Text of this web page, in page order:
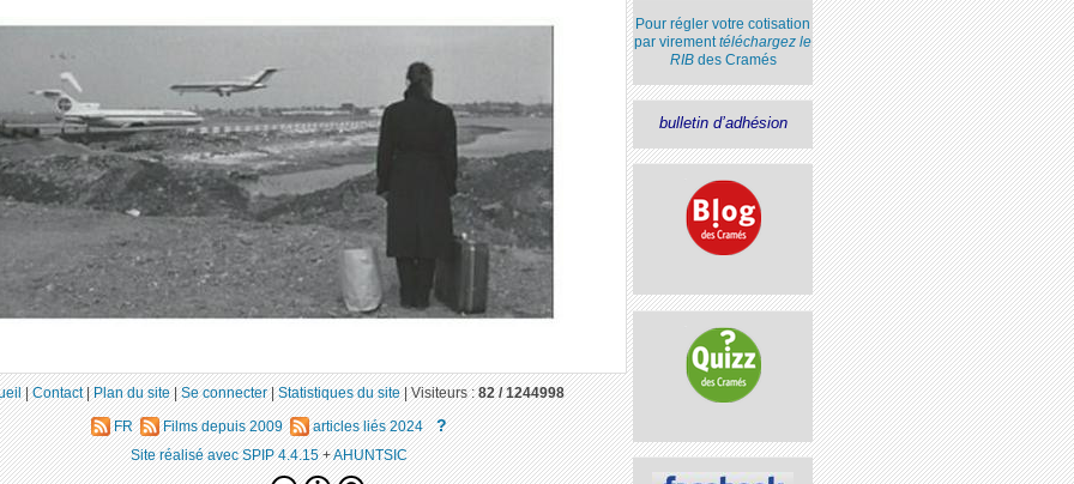
Pour régler votre cotisation
par virementtéléchargez le
RIBdes Cramés
bulletin d’adhésion
|Contact|Plan du site|Se connecter|Statistiques du site|Visiteurs :82 / 1244998
FR Films depuis 2009 articles liés 2024 ?
Site réalisé avec SPIP 4.4.15+AHUNTSIC